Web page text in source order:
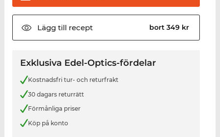
Lägg till recept bort 349 kr
Exklusiva Edel-Optics-fördelar
Kostnadsfri tur- och returfrakt
30 dagars returrätt
Förmånliga priser
Köp på konto